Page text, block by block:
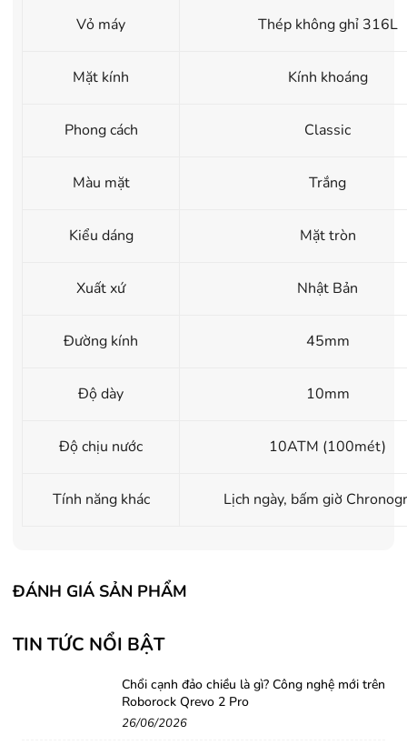
Vỏ máy Thép không ghỉ 316L
Mặt kính Kính khoáng
Phong cách Classic
Màu mặt Trắng
Kiểu dáng Mặt tròn
Xuất xứ Nhật Bản
Đường kính 45mm
Độ dày 10mm
Độ chịu nước 10ATM (100mét)
Tính năng khác Lịch ngày, bấm giờ
ĐÁNH GIÁ SẢN PHẨM
TIN TỨC NỔI BẬT
Chổi cạnh đảo chiều là gì? Công nghệ mới trên
Roborock Qrevo 2 Pro
26/06/2026